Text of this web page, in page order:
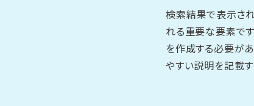
検索結果で表示さ
れる重要な要素です
を作成する必要があ
やすい説明を記載